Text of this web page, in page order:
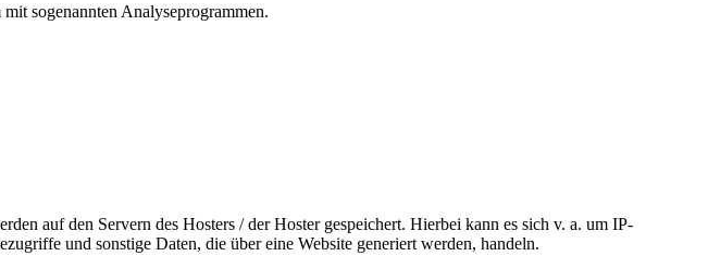
sogenannten Analyseprogrammen.
auf den Servern des Hosters / der Hoster gespeichert. Hierbei kann es sich v. a. um IP-
und sonstige Daten, die über eine Website generiert werden, handeln.